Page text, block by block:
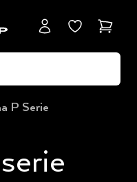
P Serie